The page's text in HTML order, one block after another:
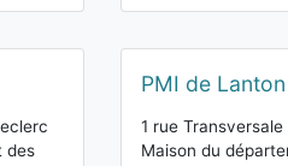
des
PMI de Lanton
1 rue Transversale
Maison du